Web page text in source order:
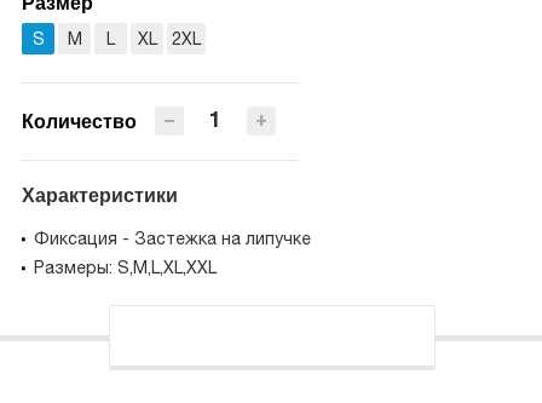
S M L XL 2XL
Количество +
−
Характеристики
Фиксация - Застежка на липучке
Размеры: S,M,L,XL,XXL